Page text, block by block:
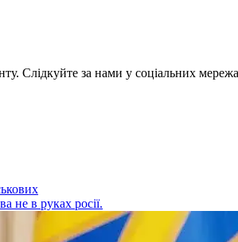
Слідкуйте за нами у соціальних
не в руках росії.